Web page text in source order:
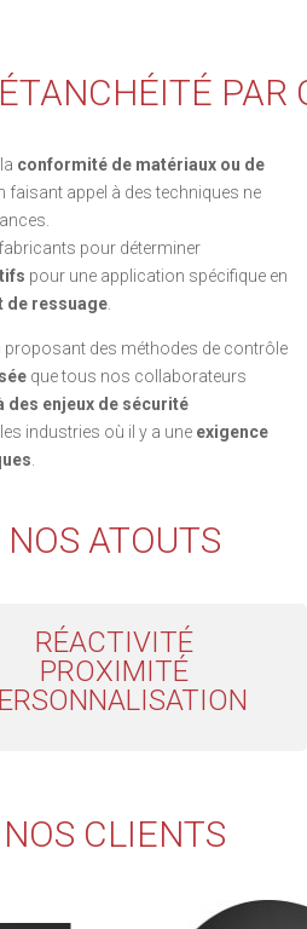
PAR
la conformité de matériaux ou de
appel à des techniques ne
pour déterminer
pour une application spécifique en
de ressuage.
des méthodes de contrôle
que tous nos collaborateurs
des enjeux de sécurité
industries où il y a une exigence
.
NOS ATOUTS
RÉACTIVITÉ
PROXIMITÉ
NOS CLIENTS